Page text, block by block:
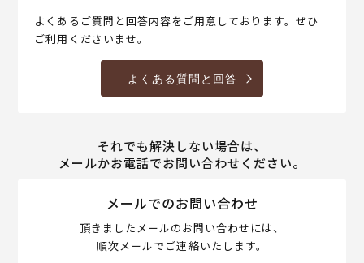
よくあるご質問と回答内容をご用意しております。ぜひ
ご利用くださいませ。
よくある質問と回答
それでも解決しない場合は、
メールかお電話でお問い合わせください。
メールでのお問い合わせ
頂きましたメールのお問い合わせには、
順次メールでご連絡いたします。